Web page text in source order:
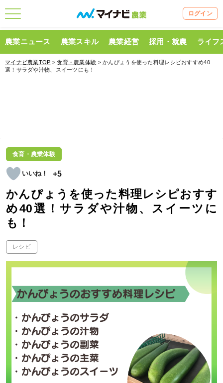
ログイン
農業ニュース 農業スキル 農業経営 採用・就農 ライフ
マイナビ農業TOP >食育・農業体験 > かんぴょうを使った料理レシピおすすめ40
選！サラダや汁物、スイーツにも！
食育・農業体験
+5
かんぴょうを使った料理レシピおすす
め40選！サラダや汁物、スイーツに
も！
レシピ